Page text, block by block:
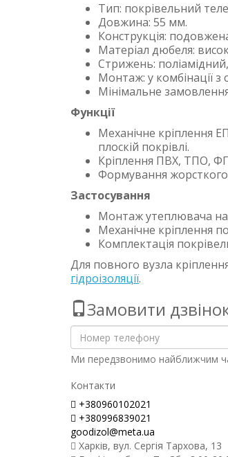
Тип: покрівельний
Довжина: 55 мм.
Конструкція:
Матеріал дюбеля:
Стрижень:
Монтаж: у комбінації з
Мінімальне
Функції
Механічне кріплення
плоскій покрівлі.
Кріплення ПВХ, ТПО,
Формування жорсткого
Застосування
Монтаж утеплювача на
Механічне кріплення
Комплектація
Для повного вузла
гідроізоляції.
Замовити
Ми передзвонимо найближчим
Контакти
+380960102021
+380996839021
goodizol@meta.ua
Харків, вул. Сергія Тархова, 13